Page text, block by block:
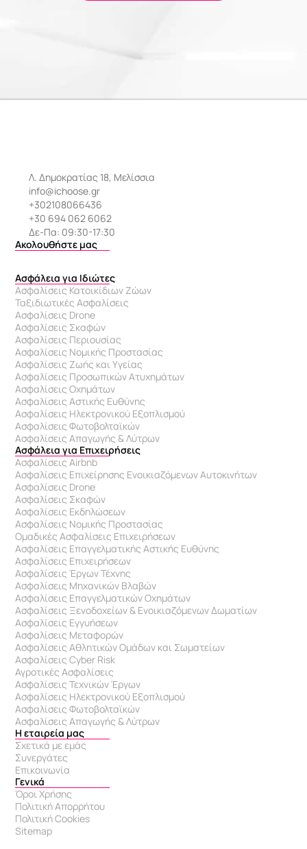
Λ. Δημοκρατίας 18, Μελίσσια
info@ichoose.gr
+302108066436
+30 694 062 6062
Δε-Πα: 09:30-17:30
Ακολουθήστε μας
Ασφάλεια για Ιδιώτες
Ασφαλίσεις Κατοικίδιων Ζώων
Ταξιδιωτικές Ασφαλίσεις
Ασφαλίσεις Drone
Ασφαλίσεις Σκαφών
Ασφαλίσεις Περιουσίας
Ασφαλίσεις Νομικής Προστασίας
Ασφαλίσεις Ζωής και Υγείας
Ασφαλίσεις Προσωπικών Ατυχημάτων
Ασφαλίσεις Οχημάτων
Ασφαλίσεις Αστικής Ευθύνης
Ασφαλίσεις Ηλεκτρονικού Εξοπλισμού
Ασφαλίσεις Φωτοβολταϊκών
Ασφαλίσεις Απαγωγής & Λύτρων
Ασφάλεια για Επιχειρήσεις
Ασφαλίσεις Airbnb
Ασφαλίσεις Επιχείρησης Ενοικιαζόμενων Αυτοκινήτων
Ασφαλίσεις Drone
Ασφαλίσεις Σκαφών
Ασφαλίσεις Εκδηλώσεων
Ασφαλίσεις Νομικής Προστασίας
Ομαδικές Ασφαλίσεις Επιχειρήσεων
Ασφαλίσεις Επαγγελματικής Αστικής Ευθύνης
Ασφαλίσεις Επιχειρήσεων
Ασφαλίσεις Έργων Τέχνης
Ασφαλίσεις Μηχανικών Βλαβών
Ασφαλίσεις Επαγγελματικών Οχημάτων
Ασφαλίσεις Ξενοδοχείων & Eνοικιαζόμενων Δωματίων
Ασφαλίσεις Εγγυήσεων
Ασφαλίσεις Μεταφορών
Ασφαλίσεις Αθλητικών Ομάδων και Σωματείων
Ασφαλίσεις Cyber Risk
Αγροτικές Ασφαλίσεις
Ασφαλίσεις Τεχνικών Έργων
Ασφαλίσεις Ηλεκτρονικού Εξοπλισμού
Ασφαλίσεις Φωτοβολταϊκών
Ασφαλίσεις Απαγωγής & Λύτρων
Η εταιρεία μας
Σχετικά με εμάς
Συνεργάτες
Επικοινωνία
Γενικά
Όροι Χρήσης
Πολιτική Απορρήτου
Πολιτική Cookies
Sitemap